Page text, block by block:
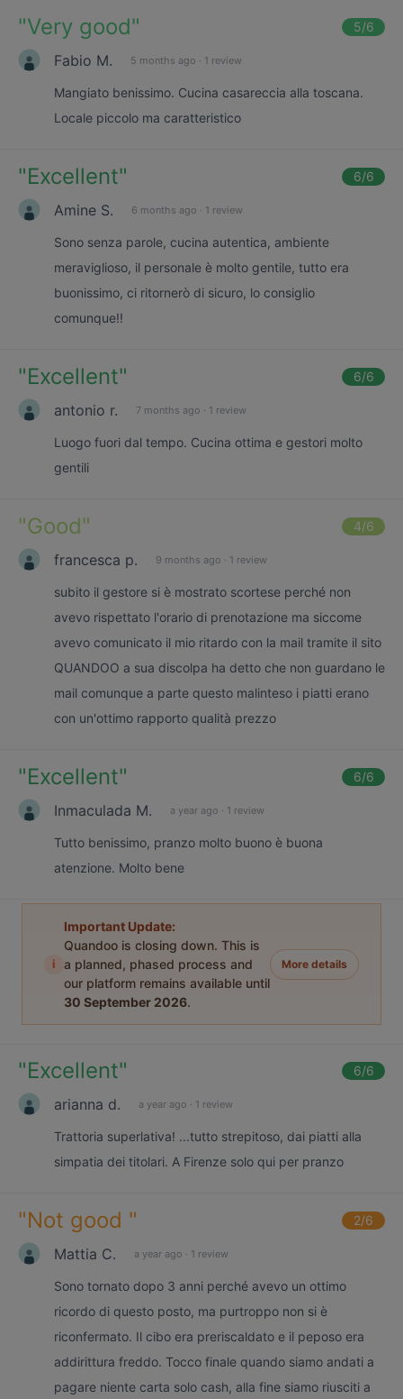
"Very good" 5/6
Fabio M. 5 months ago · 1 review
Mangiato benissimo. Cucina casareccia alla toscana.
Locale piccolo ma caratteristico
"Excellent" 6/6
Amine S. 6 months ago · 1 review
Sono senza parole, cucina autentica, ambiente
meraviglioso, il personale è molto gentile, tutto era
buonissimo, ci ritornerò di sicuro, lo consiglio
comunque!!
"Excellent" 6/6
antonio r. 7 months ago · 1 review
Luogo fuori dal tempo. Cucina ottima e gestori molto
gentili
"Good" 4/6
francesca p. 9 months ago · 1 review
subito il gestore si è mostrato scortese perché non
avevo rispettato l'orario di prenotazione ma siccome
avevo comunicato il mio ritardo con la mail tramite il sito
QUANDOO a sua discolpa ha detto che non guardano le
mail comunque a parte questo malinteso i piatti erano
con un'ottimo rapporto qualità prezzo
"Excellent" 6/6
Inmaculada M. a year ago · 1 review
Tutto benissimo, pranzo molto buono è buona
atenzione. Molto bene
i
Important Update:
Quandoo is closing down. This is
a planned, phased process and
our platform remains available until
30 September 2026.
More details
"Excellent" 6/6
arianna d. a year ago · 1 review
Trattoria superlativa! ...tutto strepitoso, dai piatti alla
simpatia dei titolari. A Firenze solo qui per pranzo
"Not good " 2/6
Mattia C. a year ago · 1 review
Sono tornato dopo 3 anni perché avevo un ottimo
ricordo di questo posto, ma purtroppo non si è
riconfermato. Il cibo era preriscaldato e il peposo era
addirittura freddo. Tocco finale quando siamo andati a
pagare niente carta solo cash, alla fine siamo riusciti a